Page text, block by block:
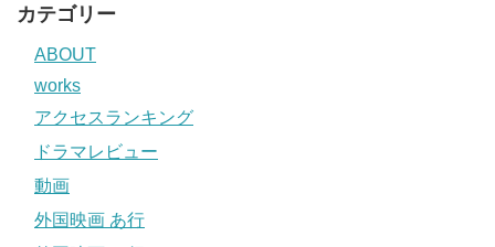
カテゴリー
ABOUT
works
アクセスランキング
ドラマレビュー
動画
外国映画 あ行